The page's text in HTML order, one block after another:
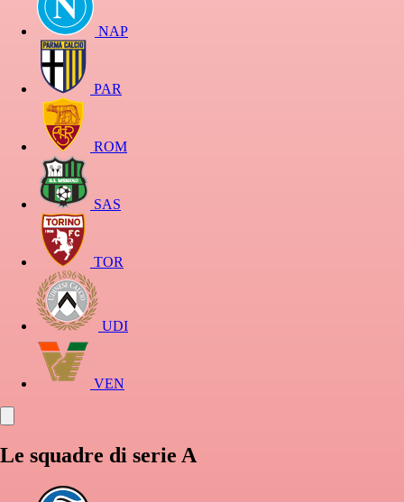
NAP
PAR
ROM
SAS
TOR
UDI
VEN
Le squadre di serie A